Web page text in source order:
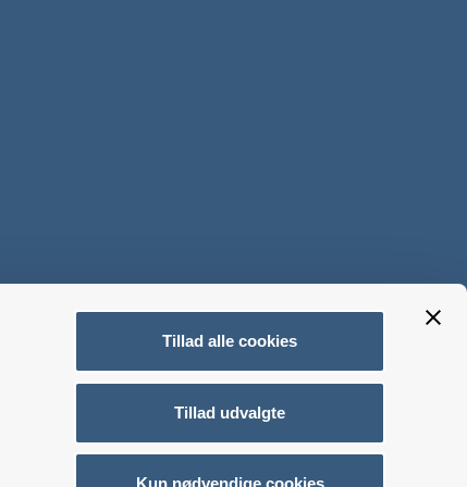
Tillad alle cookies
Tillad udvalgte
Kun nødvendige cookies